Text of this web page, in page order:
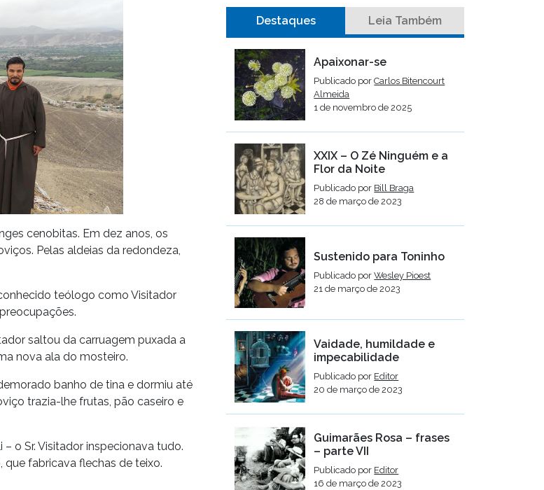
cenobitas. Em dez anos, os
Pelas aldeias da redondeza,
teólogo como Visitador
saltou da carruagem puxada a
nova ala do mosteiro.
banho de tina e dormiu até
trazia-lhe frutas, pão caseiro e
o Sr. Visitador inspecionava tudo.
que fabricava flechas de teixo.
Destaques Leia Também
Apaixonar-se
Publicado porCarlos Bitencourt
Almeida
1 de novembro de 2025
XXIX – O Zé Ninguém e a
Flor da Noite
Publicado por Bill Braga
28 de março de 2023
Sustenido para Toninho
Publicado porWesley Pioest
21 de março de 2023
Vaidade, humildade e
impecabilidade
Publicado por Editor
20 de março de 2023
Guimarães Rosa – frases
– parte VII
Publicado por Editor
16 de março de 2023